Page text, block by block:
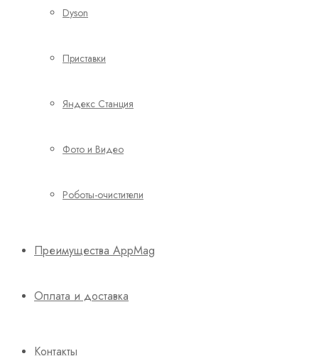
Dyson
Приставки
Яндекс Станция
Фото и Видео
Роботы-очистители
Преимущества AppMag
Оплата и доставка
Контакты